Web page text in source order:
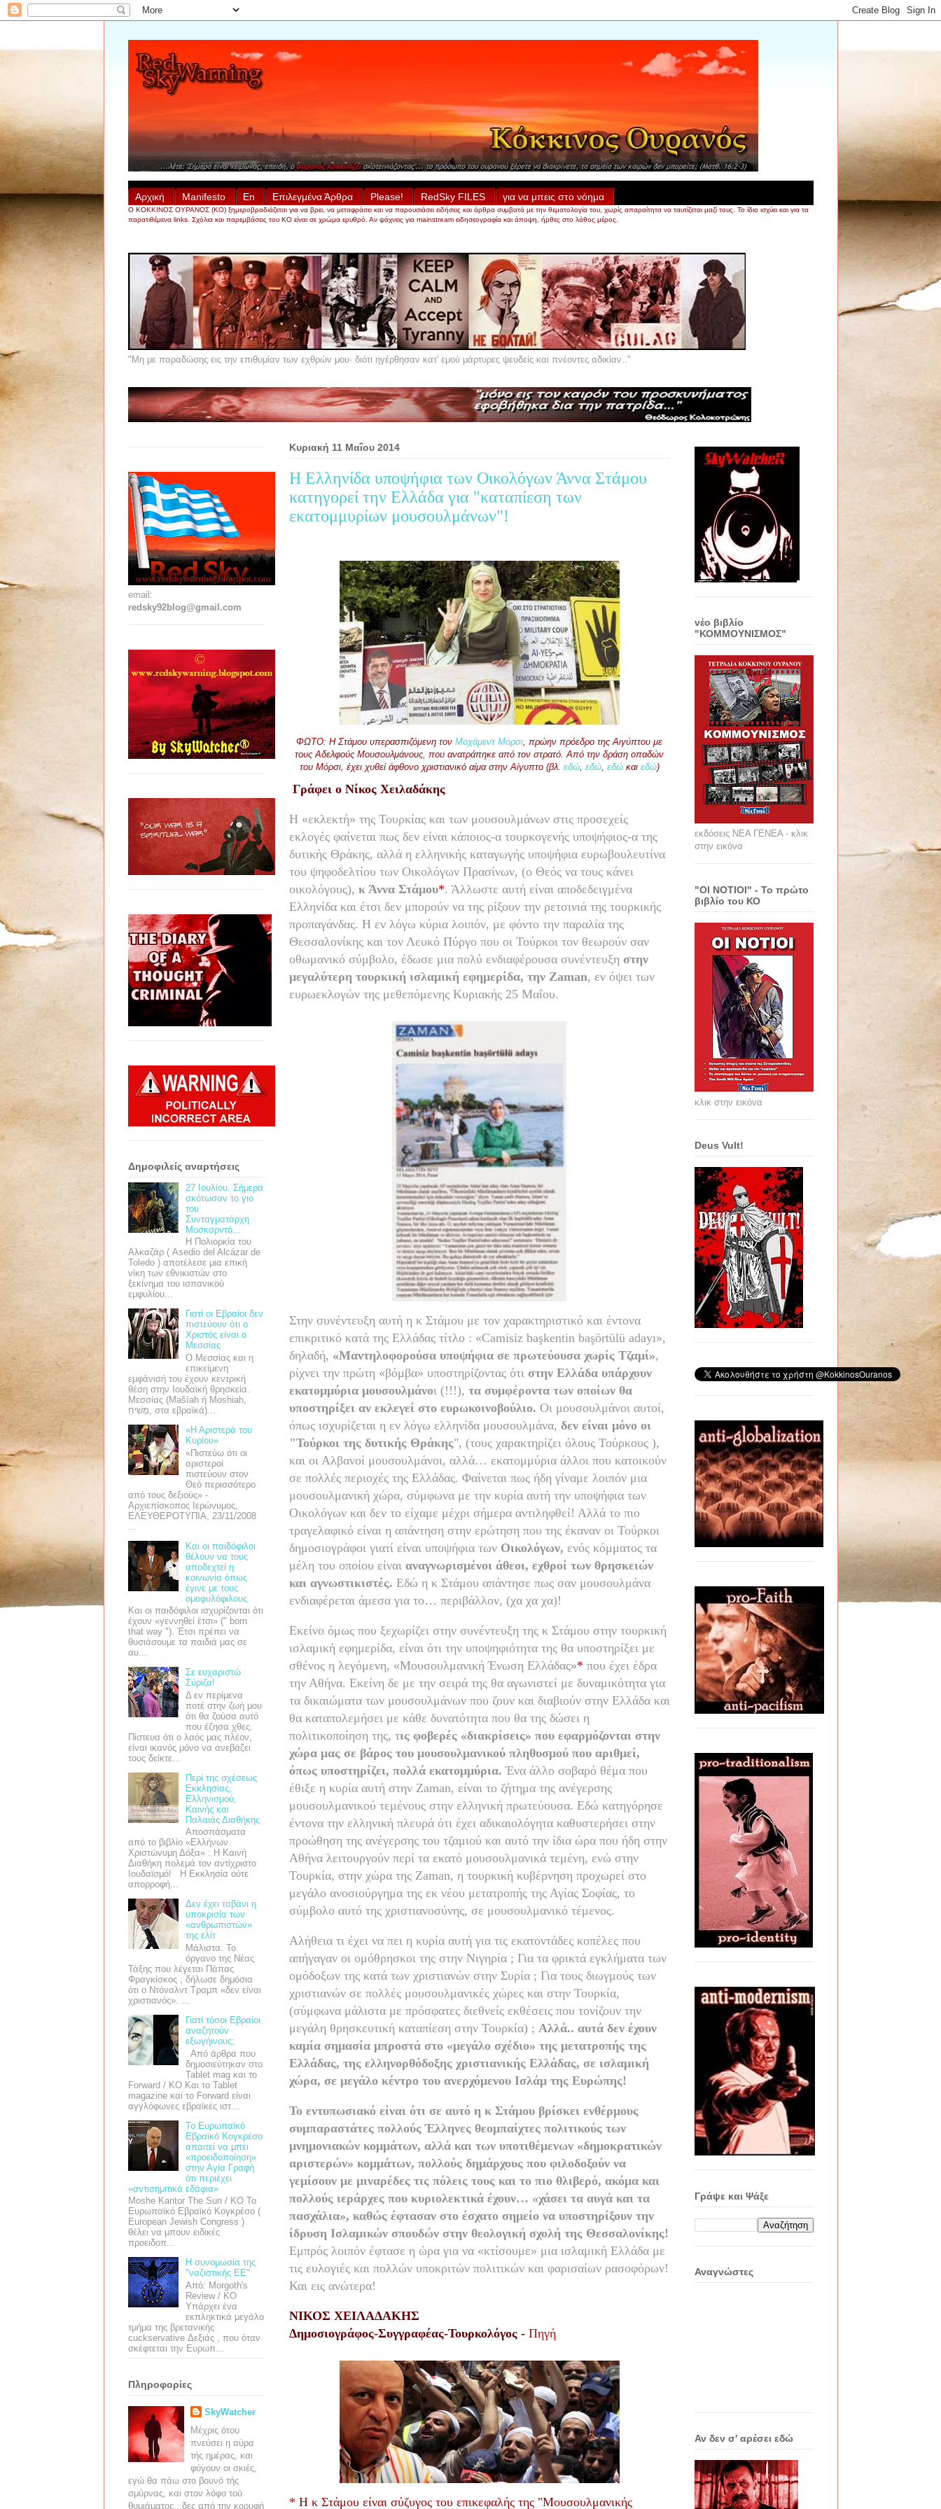
Αρχική Manifesto En Επιλεγμένα Άρθρα Please! RedSky FILES για να μπεις στο νόημα
Ο ΚΟΚΚΙΝΟΣ ΟΥΡΑΝΟΣ (ΚΟ) ξημεροβραδιάζεται για να βρει, να μεταφράσει και να παρουσιάσει ειδήσεις και άρθρα συμβατά με την θεματολογία του, χωρίς απαραίτητα να ταυτίζεται μαζί τους. Το ίδιο ισχύει και για τα
παρατιθέμενα links. Σχόλια και παρεμβάσεις του ΚΟ είναι σε χρώμα ερυθρό. Αν ψάχνεις για mainstream ειδησεογραφία και άποψη, ήρθες στο λάθος μέρος.
"Μη με παραδώσης εις την επιθυμίαν των εχθρών μου· διότι ηγέρθησαν κατ' εμού μάρτυρες ψευδείς και πνέοντες αδικίαν.."
Κυριακή 11 Μαΐου 2014
Η Ελληνίδα υποψήφια των Οικολόγων Άννα Στάμου
κατηγορεί την Ελλάδα για "καταπίεση των
εκατομμυρίων μουσουλμάνων"!
ΦΩΤΟ: Η Στάμου υπερασπιζόμενη τον Μοχάμεντ Μόρσι , πρώην πρόεδρο της Αιγύπτου με
τους Αδελφούς Μουσουλμάνους, που ανατράπηκε από τον στρατό. Από την δράση οπαδών
του Μόρσι, έχει χυθεί άφθονο χριστιανικό αίμα στην Αίγυπτο (βλ. εδώ, εδώ, εδώκαι εδώ)
Γράφει ο Νίκος Χειλαδάκης
Η «εκλεκτή» της Τουρκίας και των μουσουλμάνων στις προσεχείς
εκλογές φαίνεται πως δεν είναι κάποιος-α τουρκογενής υποψήφιος-α της
δυτικής Θράκης, αλλά η ελληνικής καταγωγής υποψήφια ευρωβουλευτίνα
του ψηφοδελτίου των Οικολόγων Πρασίνων, (ο Θεός να τους κάνει
οικολόγους), κ Άννα Στάμου*. Άλλωστε αυτή είναι αποδεδειγμένα
Ελληνίδα και έτσι δεν μπορούν να της ρίξουν την ρετσινιά της τουρκικής
προπαγάνδας. Η εν λόγω κύρια λοιπόν, με φόντο την παραλία της
Θεσσαλονίκης και τον Λευκό Πύργο που οι Τούρκοι τον θεωρούν σαν
οθωμανικό σύμβολο, έδωσε μια πολύ ενδιαφέρουσα συνέντευξη στην
μεγαλύτερη τουρκική ισλαμική εφημερίδα, την Zaman, εν όψει των
ευρωεκλογών της μεθεπόμενης Κυριακής 25 Μαΐου.
Στην συνέντευξη αυτή η κ Στάμου με τον χαρακτηριστικό και έντονα
επικριτικό κατά της Ελλάδας τίτλο : «Camisiz başkentin başörtülü adayı»,
δηλαδή, «Μαντηλοφορούσα υποψήφια σε πρωτεύουσα χωρίς Τζαμί»,
ρίχνει την πρώτη «βόμβα» υποστηρίζοντας ότι στην Ελλάδα υπάρχουν
εκατομμύρια μουσουλμάνοι (!!!), τα συμφέροντα των οποίων θα
υποστηρίξει αν εκλεγεί στο ευρωκοινοβούλιο. Οι μουσουλμάνοι αυτοί,
όπως ισχυρίζεται η εν λόγω ελληνίδα μουσουλμάνα, δεν είναι μόνο οι
"Τούρκοι της δυτικής Θράκης", (τους χαρακτηρίζει όλους Τούρκους ),
και οι Αλβανοί μουσουλμάνοι, αλλά… εκατομμύρια άλλοι που κατοικούν
σε πολλές περιοχές της Ελλάδας. Φαίνεται πως ήδη γίναμε λοιπόν μια
μουσουλμανική χώρα, σύμφωνα με την κυρία αυτή την υποψήφια των
Οικολόγων και δεν το είχαμε μέχρι σήμερα αντιληφθεί! Αλλά το πιο
τραγελαφικό είναι η απάντηση στην ερώτηση που της έκαναν οι Τούρκοι
δημοσιογράφοι γιατί είναι υποψήφια των Οικολόγων, ενός κόμματος τα
μέλη του οποίου είναι αναγνωρισμένοι άθεοι, εχθροί των θρησκειών
και αγνωστικιστές. Εδώ η κ Στάμου απάντησε πως σαν μουσουλμάνα
ενδιαφέρεται άμεσα για το… περιβάλλον, (χα χα χα)!
Εκείνο όμως που ξεχωρίζει στην συνέντευξη της κ Στάμου στην τουρκική
ισλαμική εφημερίδα, είναι ότι την υποψηφιότητα της θα υποστηρίξει με
σθένος η λεγόμενη, «Μουσουλμανική Ένωση Ελλάδας»* που έχει έδρα
την Αθήνα. Εκείνη δε με την σειρά της θα αγωνιστεί με δυναμικότητα για
τα δικαιώματα των μουσουλμάνων που ζουν και διαβιούν στην Ελλάδα και
θα καταπολεμήσει με κάθε δυνατότητα που θα της δώσει η
πολιτικοποίηση της, τις φοβερές «διακρίσεις» που εφαρμόζονται στην
χώρα μας σε βάρος του μουσουλμανικού πληθυσμού που αριθμεί,
όπως υποστηρίζει, πολλά εκατομμύρια. Ένα άλλο σοβαρό θέμα που
έθιξε η κυρία αυτή στην Zaman, είναι το ζήτημα της ανέγερσης
μουσουλμανικού τεμένους στην ελληνική πρωτεύουσα. Εδώ κατηγόρησε
έντονα την ελληνική πλευρά ότι έχει αδικαιολόγητα καθυστερήσει στην
προώθηση της ανέγερσης του τζαμιού και αυτό την ίδια ώρα που ήδη στην
Αθήνα λειτουργούν περί τα εκατό μουσουλμανικά τεμένη, ενώ στην
Τουρκία, στην χώρα της Zaman, η τουρκική κυβέρνηση προχωρεί στο
μεγάλο ανοσιούργημα της εκ νέου μετατροπής της Αγίας Σοφίας, το
σύμβολο αυτό της χριστιανοσύνης, σε μουσουλμανικό τέμενος.
Αλήθεια τι έχει να πει η κυρία αυτή για τις εκατοντάδες κοπέλες που
απήγαγαν οι ομόθρησκοι της στην Νιγηρία ; Για τα φρικτά εγκλήματα των
ομόδοξων της κατά των χριστιανών στην Συρία ; Για τους διωγμούς των
χριστιανών σε πολλές μουσουλμανικές χώρες και στην Τουρκία,
(σύμφωνα μάλιστα με πρόσφατες διεθνείς εκθέσεις που τονίζουν την
μεγάλη θρησκευτική καταπίεση στην Τουρκία) ; Αλλά.. αυτά δεν έχουν
καμία σημασία μπροστά στο «μεγάλο σχέδιο» της μετατροπής της
Ελλάδας, της ελληνορθόδοξης χριστιανικής Ελλάδας, σε ισλαμική
χώρα, σε μεγάλο κέντρο του ανερχόμενου Ισλάμ της Ευρώπης!
Το εντυπωσιακό είναι ότι σε αυτό η κ Στάμου βρίσκει ενθέρμους
συμπαραστάτες πολλούς Έλληνες θεομπαίχτες πολιτικούς των
μνημονιακών κομμάτων, αλλά και των υποτιθέμενων «δημοκρατικών
αριστερών» κομμάτων, πολλούς δημάρχους που φιλοδοξούν να
γεμίσουν με μιναρέδες τις πόλεις τους και το πιο θλιβερό, ακόμα και
πολλούς ιεράρχες που κυριολεκτικά έχουν… «χάσει τα αυγά και τα
πασχάλια», καθώς έφτασαν στο έσχατο σημείο να υποστηρίξουν την
ίδρυση Ισλαμικών σπουδών στην θεολογική σχολή της Θεσσαλονίκης!
Εμπρός λοιπόν έφτασε η ώρα για να «κτίσουμε» μια ισλαμική Ελλάδα με
τις ευλογιές και πολλών υποκριτών πολιτικών και φαρισαίων ρασοφόρων!
Και εις ανώτερα!
ΝΙΚΟΣ ΧΕΙΛΑΔΑΚΗΣ
Δημοσιογράφος-Συγγραφέας-Τουρκολόγος- Πηγή
* Η κ Στάμου είναι σύζυγος του επικεφαλής της "Μουσουλμανικής
email:
redsky92blog@gmail.com
Δημοφιλείς αναρτήσεις
27 Ιουλίου. Σήμερα
σκότωσαν το γιο
του
Συνταγματάρχη
Μοσκαρντό...
Η Πολιορκία του
Αλκαζάρ ( Asedio del Alcázar de
Toledo ) αποτέλεσε μια επική
νίκη των εθνικιστών στο
ξεκίνημα του ισπανικού
εμφυλίου...
Γιατί οι Εβραίοι δεν
πιστεύουν ότι ο
Χριστός είναι ο
Μεσσίας
Ο Μεσσίας και η
επικείμενη
εμφάνισή του έχουν κεντρική
θέση στην Ιουδαϊκή θρησκεία.
Μεσσίας (Mašíah ή Moshiah,
מָשִׁיחַ, στα εβραϊκά)...
«Η Αριστερά του
Κυρίου»
«Πιστεύω ότι οι
αριστεροί
πιστεύουν στον
Θεό περισσότερο
από τους δεξιούς» -
Αρχιεπίσκοπος Ιερώνυμος,
ΕΛΕΥΘΕΡΟΤΥΠΙΑ, 23/11/2008
Και οι παιδόφιλοι
θέλουν να τους
αποδεχτεί η
κοινωνία όπως
έγινε με τους
ομοφυλόφιλους
Και οι παιδόφιλοι ισχυρίζονται ότι
έχουν «γεννηθεί έτσι» (" born
that way "). Έτσι πρέπει να
θυσιάσουμε τα παιδιά μας σε
αυ...
Σε ευχαριστώ
Σύριζα!
Δ εν περίμενα
ποτέ στην ζωή μου
ότι θα ζούσα αυτό
που έζησα χθες.
Πίστευα ότι ο λαός μας πλέον,
είναι ικανός μόνο να ανεβάζει
τους δείκτε...
Περί της σχέσεως
Εκκλησίας,
Ελληνισμού,
Καινής και
Παλαιάς Διαθήκης
Αποσπάσματα
από το βιβλίο «Ελλήνων
Χριστώνυμη Δόξα» : Η Καινή
Διαθήκη πολεμά τον αντίχριστο
Ιουδαϊσμό! Η Εκκλησία ούτε
απορροφή...
Δεν έχει ταβάνι η
υποκρισία των
«ανθρωπιστών»
της ελίτ
Μάλιστα. Το
όργανο της Νέας
Τάξης που λέγεται Πάπας
Φραγκίσκος , δήλωσε δημόσια
ότι ο Ντόναλντ Τραμπ «δεν είναι
χριστιανός». ...
Γιατί τόσοι Εβραίοι
αναζητούν
εξωγήινους;
Από άρθρα που
δημοσιεύτηκαν στο
Tablet mag και το
Forward / ΚΟ Και το Tablet
magazine και το Forward είναι
αγγλόφωνες εβραϊκές ιστ...
Το Ευρωπαϊκό
Εβραϊκό Κογκρέσο
απαιτεί να μπει
«προειδοποίηση»
στην Αγία Γραφή
ότι περιέχει
«αντισημιτικά εδάφια»
Moshe Kantor The Sun / ΚΟ Το
Ευρωπαϊκό Εβραϊκό Κογκρέσο (
European Jewish Congress )
θέλει να μπουν ειδικές
προειδοπ...
Η συνομωσία της
"ναζιστικής ΕΕ"
Από: Morgoth's
Review / ΚΟ
Υπάρχει ένα
εκπληκτικά μεγάλο
τμήμα της βρετανικής
cuckservative Δεξιάς , που όταν
σκέφτεται την Ευρωπ...
Πληροφορίες
SkyWatcher
Μέχρις ότου
πνεύσει η αύρα
τής ημέρας, και
φύγουν οι σκιές,
εγώ θα πάω στο βουνό τής
σμύρνας, και στον λόφο τού
θυμιάματος...δες από την κορυφή
νέο βιβλίο
"ΚΟΜΜΟΥΝΙΣΜΟΣ"
εκδόσεις ΝΕΑ ΓΕΝΕΑ - κλικ
στην εικόνα
"ΟΙ ΝΟΤΙΟΙ" - Το πρώτο
βιβλίο του ΚΟ
κλικ στην εικόνα
Deus Vult!
Γράψε και Ψάξε
Αναγνώστες
Αν δεν σ' αρέσει εδώ